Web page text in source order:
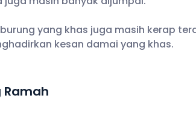
yang khas juga masih kerap
kesan damai yang khas.
Ramah